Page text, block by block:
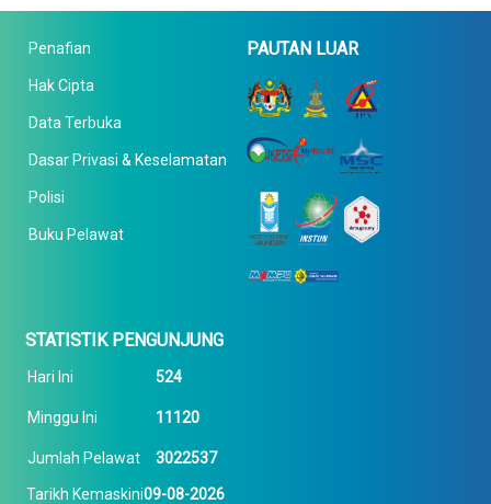
Penafian
Hak Cipta
Data Terbuka
Dasar Privasi & Keselamatan
Polisi
Buku Pelawat
PAUTAN LUAR
STATISTIK PENGUNJUNG
Hari Ini 524
Minggu Ini 11120
Jumlah Pelawat 3022537
Tarikh Kemaskini09-08-2026